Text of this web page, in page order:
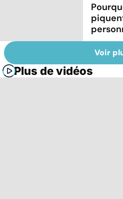
Voir
Plus de vidéos